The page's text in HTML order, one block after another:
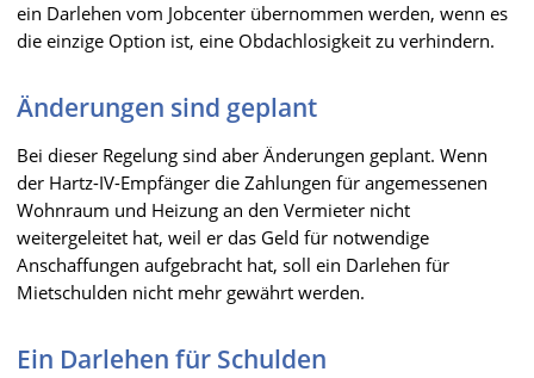
ein Darlehen vom Jobcenter übernommen werden, wenn es
die einzige Option ist, eine Obdachlosigkeit zu verhindern.
Änderungen sind geplant
Bei dieser Regelung sind aber Änderungen geplant. Wenn
der Hartz-IV-Empfänger die Zahlungen für angemessenen
Wohnraum und Heizung an den Vermieter nicht
weitergeleitet hat, weil er das Geld für notwendige
Anschaffungen aufgebracht hat, soll ein Darlehen für
Mietschulden nicht mehr gewährt werden.
Ein Darlehen für Schulden